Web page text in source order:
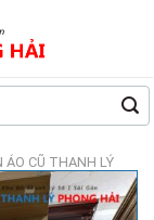
ÁO CŨ THANH LÝ